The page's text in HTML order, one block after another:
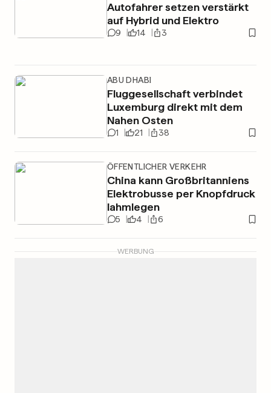
Autofahrer setzen verstärkt
auf Hybrid und Elektro
9 14 3
ABU DHABI
Fluggesellschaft verbindet
Luxemburg direkt mit dem
Nahen Osten
1 21 38
ÖFFENTLICHER VERKEHR
China kann Großbritanniens
Elektrobusse per Knopfdruck
lahmlegen
5 4 6
WERBUNG